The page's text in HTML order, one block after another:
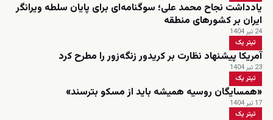
یادداشت نجاح محمد علی؛ سوگنامه‌ای برای پایان سلطه ویرانگر
ایران بر کشورهای منطقه
24 تیر 1404
تیتر یک
آمریکا پیشنهاد نظارت بر کریدور زنگه‌زور را مطرح کرد
23 تیر 1404
تیتر یک
«همسایگان روسیه همیشه باید از مسکو بترسند»
17 تیر 1404
تیتر یک